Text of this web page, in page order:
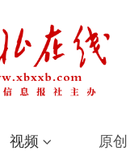
视频 原创